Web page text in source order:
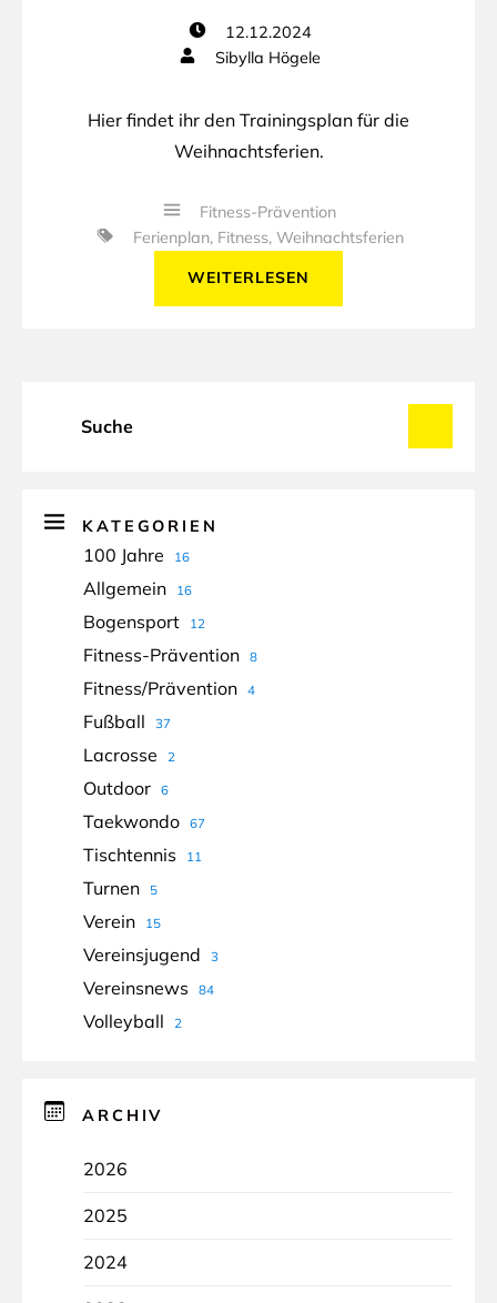
12.12.2024
Sibylla Högele
Hier findet ihr den Trainingsplan für die
Weihnachtsferien.
Fitness-Prävention
Ferienplan, Fitness, Weihnachtsferien
WEITERLESEN
KATEGORIEN
100 Jahre 16
Allgemein 16
Bogensport 12
Fitness-Prävention 8
Fitness/Prävention 4
Fußball 37
Lacrosse 2
Outdoor 6
Taekwondo 67
Tischtennis 11
Turnen 5
Verein 15
Vereinsjugend 3
Vereinsnews 84
Volleyball 2
ARCHIV
2026
2025
2024